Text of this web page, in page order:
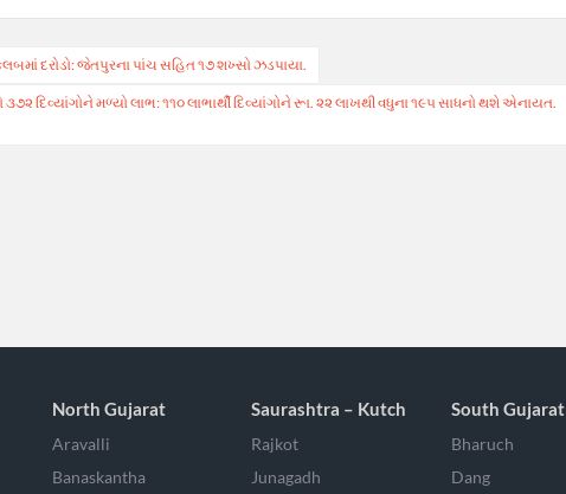
દરોડો: જેતપુરના પાંચ સહિત ૧૭ શખ્સો ઝડપાયા.
મળ્યો લાભ: ૧૧૦ લાભાર્થી દિવ્યાંગોને રૂા. ૨૨ લાખથી વધુના ૧૯૫ સાધનો થશે એનાયત.
North Gujarat
Aravalli
Banaskantha
Saurashtra – Kutch
Rajkot
Junagadh
South Gujarat
Bharuch
Dang